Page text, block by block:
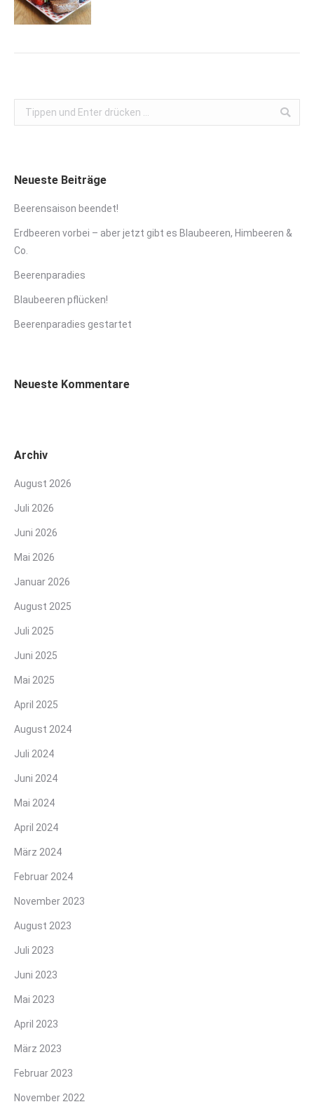
Search:
Neueste Beiträge
Beerensaison beendet!
Erdbeeren vorbei – aber jetzt gibt es Blaubeeren, Himbeeren &
Co.
Beerenparadies
Blaubeeren pflücken!
Beerenparadies gestartet
Neueste Kommentare
Archiv
August 2026
Juli 2026
Juni 2026
Mai 2026
Januar 2026
August 2025
Juli 2025
Juni 2025
Mai 2025
April 2025
August 2024
Juli 2024
Juni 2024
Mai 2024
April 2024
März 2024
Februar 2024
November 2023
August 2023
Juli 2023
Juni 2023
Mai 2023
April 2023
März 2023
Februar 2023
November 2022